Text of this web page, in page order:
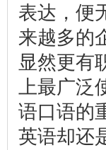
表达，便
来越多的
显然更有
上最广泛
语口语的
英语却还